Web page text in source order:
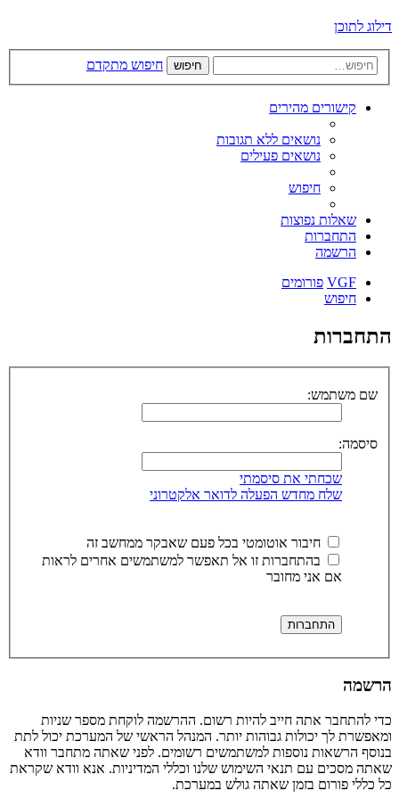
דילוג לתוכן
חיפוש חיפוש מתקדם
קישורים מהירים
נושאים ללא תגובות
נושאים פעילים
חיפוש
שאלות נפוצות
התחברות
הרשמה
VGF פורומים
חיפוש
התחברות
שם משתמש:
סיסמה:
שכחתי את סיסמתי
שלח מחדש הפעלה לדואר אלקטרוני
חיבור אוטומטי בכל פעם שאבקר ממחשב זה
בהתחברות זו אל תאפשר למשתמשים אחרים לראות
אם אני מחובר
הרשמה
כדי להתחבר אתה חייב להיות רשום. ההרשמה לוקחת מספר שניות
ומאפשרת לך יכולות גבוהות יותר. המנהל הראשי של המערכת יכול לתת
בנוסף הרשאות נוספות למשתמשים רשומים. לפני שאתה מתחבר וודא
שאתה מסכים עם תנאי השימוש שלנו וכללי המדיניות. אנא וודא שקראת
כל כללי פורום בזמן שאתה גולש במערכת.